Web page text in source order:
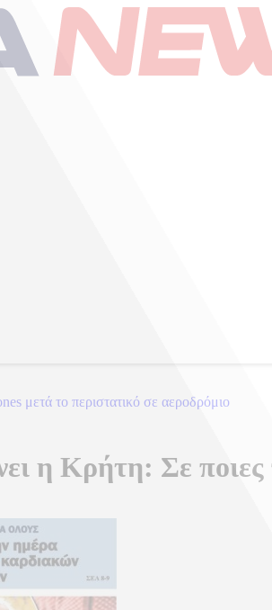
μετά το περιστατικό σε αεροδρόμιο
η Κρήτη: Σε ποιες